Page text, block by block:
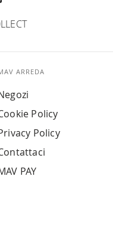
ARREDA
Policy
Policy
PAY